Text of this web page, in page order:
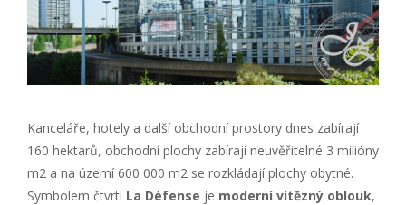
Kanceláře, hotely a další obchodní prostory dnes zabírají
160 hektarů, obchodní plochy zabírají neuvěřitelné 3 milióny
m2 a na území 600 000 m2 se rozkládají plochy obytné.
Symbolem čtvrti La Défense je moderní vítězný oblouk,